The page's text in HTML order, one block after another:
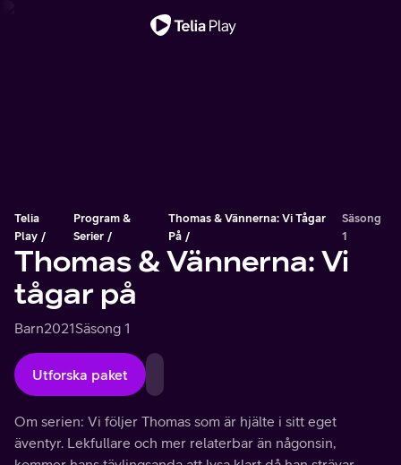
Telia
Play
Program &
Serier
Thomas & Vännerna: Vi Tågar
På
Säsong
1
Thomas & Vännerna: Vi
tågar på
Barn2021Säsong 1
Utforska paket
Om serien: Vi följer Thomas som är hjälte i sitt eget
äventyr. Lekfullare och mer relaterbar än någonsin,